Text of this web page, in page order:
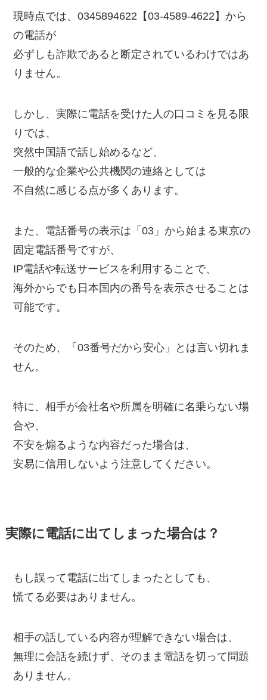
現時点では、0345894622【03-4589-4622】から
の電話が
必ずしも詐欺であると断定されているわけではあ
りません。
しかし、実際に電話を受けた人の口コミを見る限
りでは、
突然中国語で話し始めるなど、
一般的な企業や公共機関の連絡としては
不自然に感じる点が多くあります。
また、電話番号の表示は「03」から始まる東京の
固定電話番号ですが、
IP電話や転送サービスを利用することで、
海外からでも日本国内の番号を表示させることは
可能です。
そのため、「03番号だから安心」とは言い切れま
せん。
特に、相手が会社名や所属を明確に名乗らない場
合や、
不安を煽るような内容だった場合は、
安易に信用しないよう注意してください。
実際に電話に出てしまった場合は？
もし誤って電話に出てしまったとしても、
慌てる必要はありません。
相手の話している内容が理解できない場合は、
無理に会話を続けず、そのまま電話を切って問題
ありません。